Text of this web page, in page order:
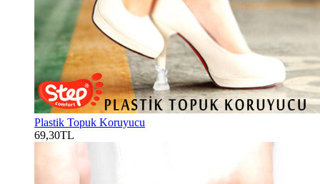
Plastik Topuk Koruyucu
69,30TL